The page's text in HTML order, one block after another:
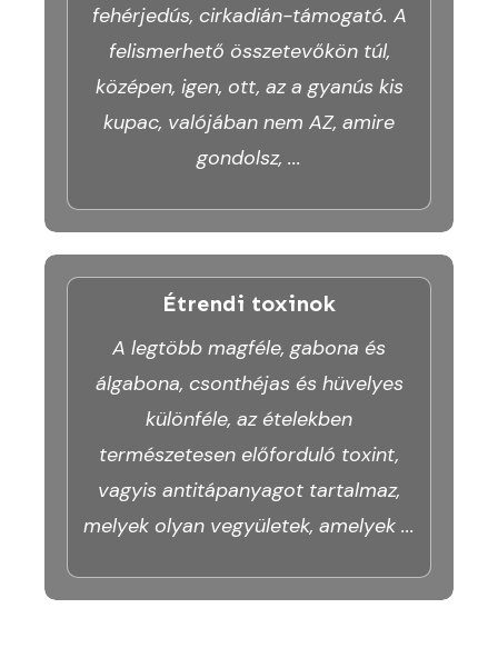
fehérjedús, cirkadián-támogató. A
felismerhető összetevőkön túl,
középen, igen, ott, az a gyanús kis
kupac, valójában nem AZ, amire
gondolsz, ...
Étrendi toxinok
A legtöbb magféle, gabona és
álgabona, csonthéjas és hüvelyes
különféle, az ételekben
természetesen előforduló toxint,
vagyis antitápanyagot tartalmaz,
melyek olyan vegyületek, amelyek ...